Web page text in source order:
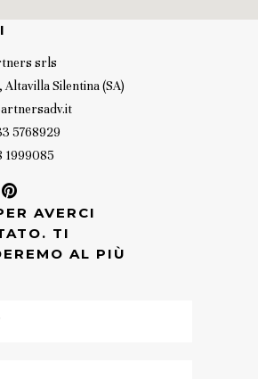
srls
Altavilla Silentina (SA)
5768929
1999085
AVERCI
TI
AL PIÙ